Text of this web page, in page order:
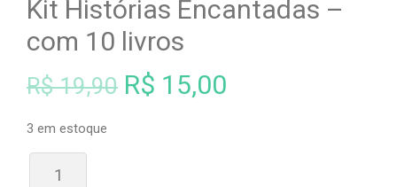
Kit Histórias Encantadas –
com 10 livros
R$19,90 O
R$ 15,00
3 em estoque